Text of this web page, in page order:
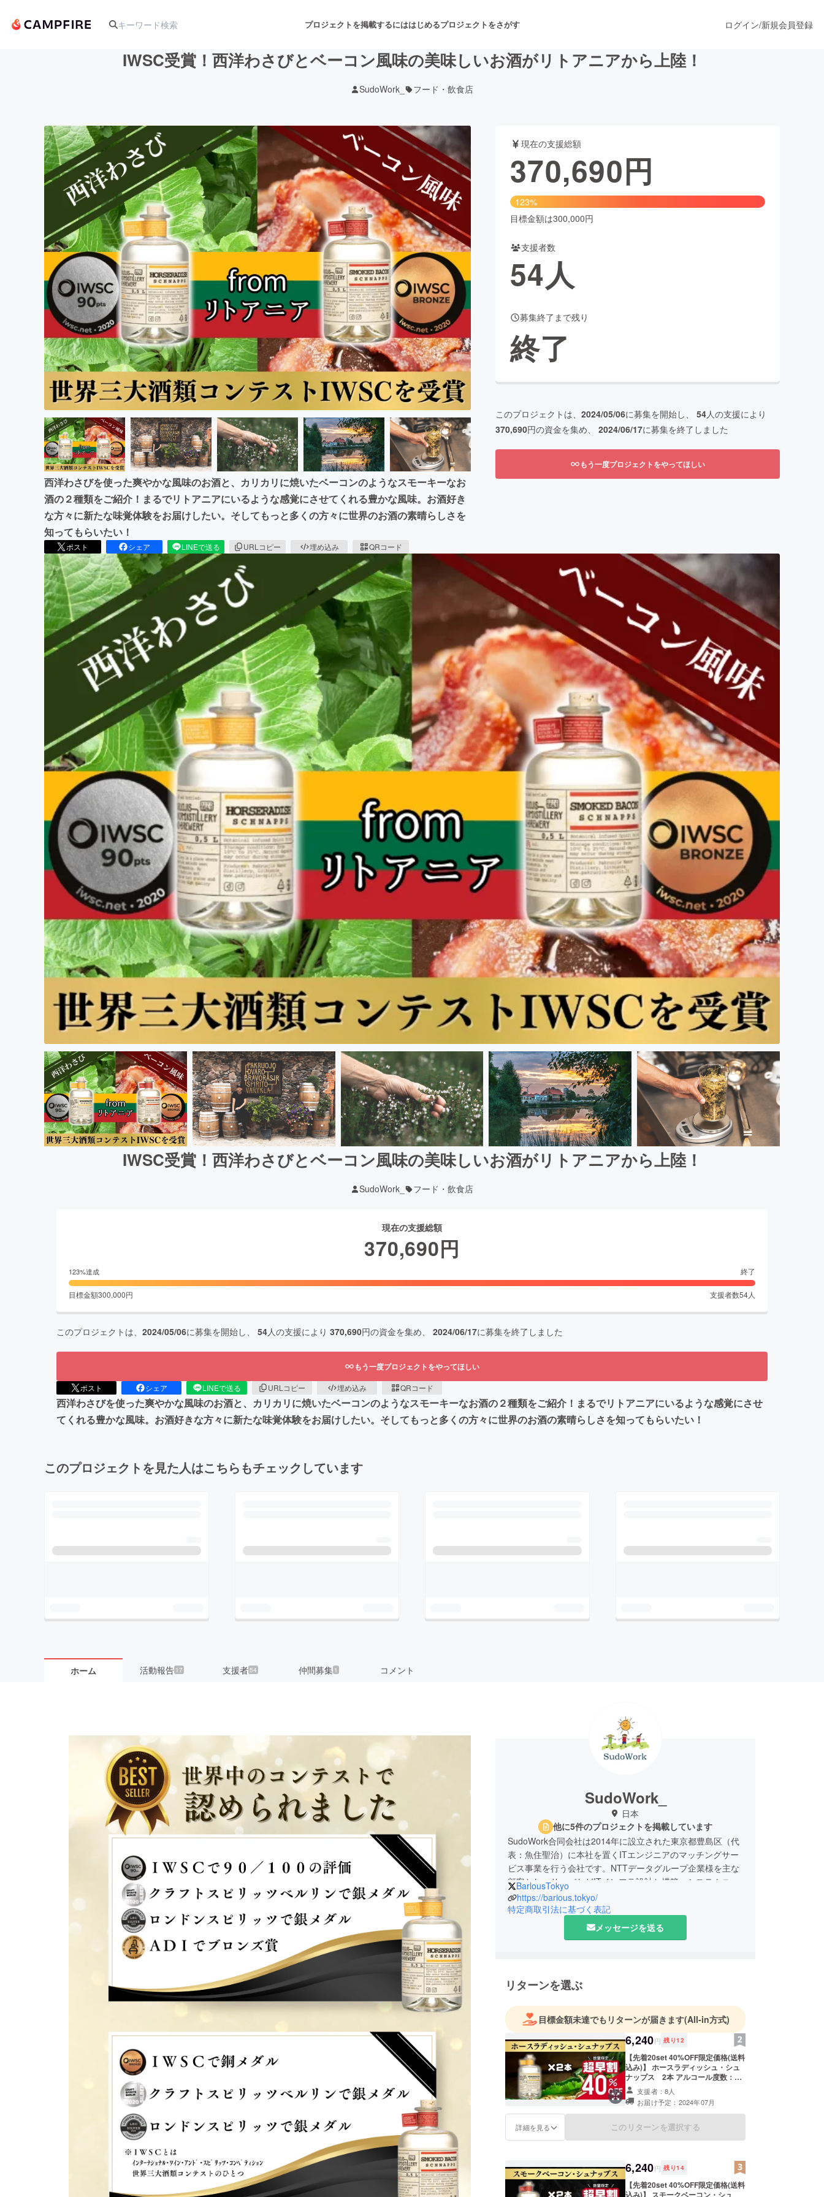
プロジェクトを掲載するにははじめるプロジェクトをさがす
アート・写真 音楽 舞台・パフォーマンス
テクノロジー・ガジェット ゲーム・サービス開発 フード・飲食店 ファッション
映像・映画 書籍・雑誌出版
ビジネス・起業 チャレンジ ビューティー・ヘルスケア
まちづくり・地域活性化
CAMPFIRE for Social GoodCAMPFIRE Creation
CAMPFIREふるさと納税machi-yaコミュニティ
ログイン/新規会員登録
IWSC受賞！西洋わさびとベーコン風味の美味しいお酒がリトアニアから上陸！
SudoWork_ フード・飲食店
西洋わさびを使った爽やかな風味のお酒と、カリカリに焼いたベーコンのようなスモーキーなお
酒の２種類をご紹介！まるでリトアニアにいるような感覚にさせてくれる豊かな風味。お酒好き
な方々に新たな味覚体験をお届けしたい。そしてもっと多くの方々に世界のお酒の素晴らしさを
知ってもらいたい！
ポスト シェア LINEで送る URLコピー 埋め込み QRコード
現在の支援総額
370,690円
123%
目標金額は300,000円
支援者数
54人
募集終了まで残り
終了
このプロジェクトは、 2024/05/06に募集を開始し、 54人の支援により
370,690円の資金を集め、 2024/06/17に募集を終了しました
もう一度プロジェクトをやってほしい
IWSC受賞！西洋わさびとベーコン風味の美味しいお酒がリトアニアから上陸！
SudoWork_ フード・飲食店
現在の支援総額
370,690円
123%達成 終了
目標金額300,000円 支援者数54人
このプロジェクトは、 2024/05/06に募集を開始し、 54人の支援により 370,690円の資金を集め、 2024/06/17に募集を終了しました
もう一度プロジェクトをやってほしい
ポスト シェア LINEで送る URLコピー 埋め込み QRコード
西洋わさびを使った爽やかな風味のお酒と、カリカリに焼いたベーコンのようなスモーキーなお酒の２種類をご紹介！まるでリトアニアにいるような感覚にさせ
てくれる豊かな風味。お酒好きな方々に新たな味覚体験をお届けしたい。そしてもっと多くの方々に世界のお酒の素晴らしさを知ってもらいたい！
このプロジェクトを見た人はこちらもチェックしています
ホーム 活動報告 17 支援者54 仲間募集 1 コメント
SudoWork_
日本
他に5件のプロジェクトを掲載しています
SudoWork合同会社は2014年に設立された東京都豊島区（代
表：魚住聖治）に本社を置くITエンジニアのマッチングサー
ビス事業を行う会社です。NTTデータグループ企業様を主な
顧客とし、サーバなどITインフラ設計と構築、システムコン
サルティング等を行うIT事業と共に、2020年3月より輸入酒
の販売事業を手掛けています。 IT事業には外国籍社員も従
事しており、酒類などの輸出入・販売により世界中の人達と
繋がる事を目的としています。そして、少しでも相手国の発
BarlousTokyo
https://barious.tokyo/
特定商取引法に基づく表記
メッセージを送る
リターンを選ぶ
目標金額未達でもリターンが届きます(All-in方式)
6,240円 残り12
【先着20set 40%OFF限定価格(送料
込み)】 ホースラディッシュ・シュ
ナップス 2本 アルコール度数：
42％ 容量：500ml 原産国：リトア
ニア共和国 保存方法：冷暗所での保
管 賞味期限：なし ※ご支援いただい
た方は順次発送予定 ※20歳未満の飲
酒は禁じられています。 ※こちらの
に表記されます。 商品開封前には必
ずお届けのリターンに貼付されたラ
ベルや注意書きをご確認ください。
支援者：8人
お届け予定：2024年07月
詳細を見る このリターンを選択する
6,240円 残り14
【先着20set 40%OFF限定価格(送料
込み)】 スモークベーコン・シュ